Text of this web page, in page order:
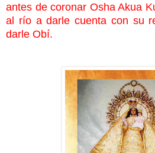
antes de coronar Osha Akua
al río a darle cuenta con su
darle Obí.